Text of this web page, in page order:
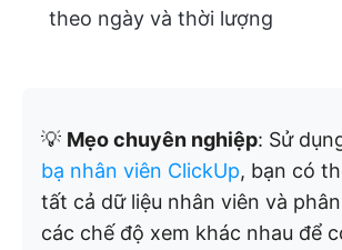
theo ngày và thời lượng
💡 Mẹo chuyên nghiệp: Sử
bạ nhân viên ClickUp, bạn có
tất cả dữ liệu nhân viên và
các chế độ xem khác nhau để